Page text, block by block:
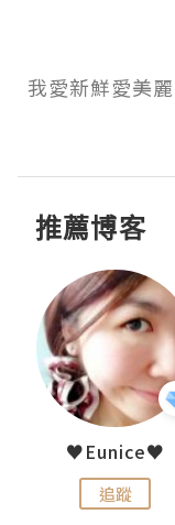
我愛新鮮愛美
推薦博客
♥Eunice♥
追蹤